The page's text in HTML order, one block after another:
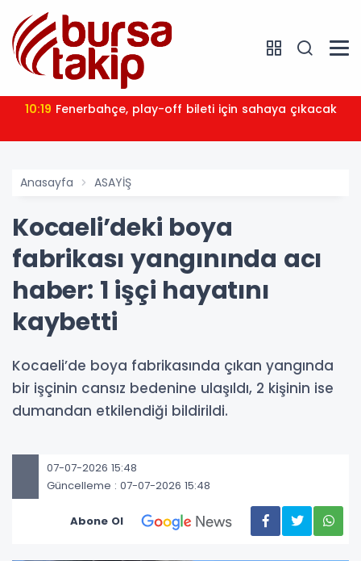
10:19 Fenerbahçe, play-off bileti için sahaya çıkacak
Anasayfa ASAYİŞ
Kocaeli’deki boya
fabrikası yangınında acı
haber: 1 işçi hayatını
kaybetti
Kocaeli’de boya fabrikasında çıkan yangında
bir işçinin cansız bedenine ulaşıldı, 2 kişinin ise
dumandan etkilendiği bildirildi.
07-07-2026 15:48
Güncelleme : 07-07-2026 15:48
Abone Ol